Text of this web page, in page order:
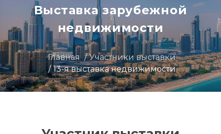
Выставка зарубежной
недвижимости
Главная
Участники выставки
13-я выставка недвижимости